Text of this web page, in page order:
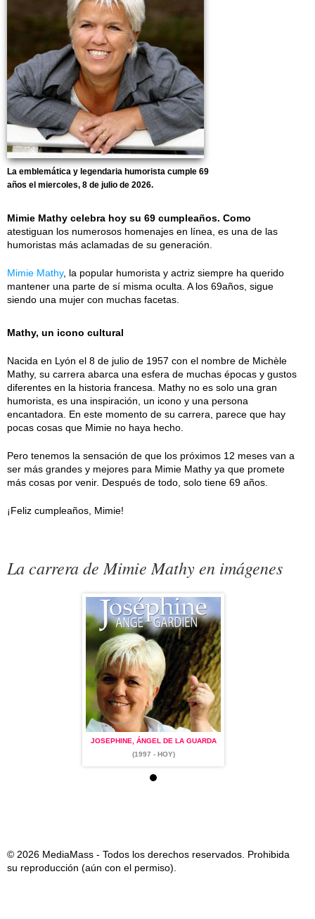
La emblemática y legendaria humorista cumple 69
años el miercoles, 8 de julio de 2026.
Mimie Mathy celebra hoy su 69 cumpleaños. Como
atestiguan los numerosos homenajes en línea, es una de las
humoristas más aclamadas de su generación.
Mimie Mathy, la popular humorista y actriz siempre ha querido
mantener una parte de sí misma oculta. A los 69años, sigue
siendo una mujer con muchas facetas.
Mathy, un icono cultural
Nacida en Lyón el 8 de julio de 1957 con el nombre de Michèle
Mathy, su carrera abarca una esfera de muchas épocas y gustos
diferentes en la historia francesa. Mathy no es solo una gran
humorista, es una inspiración, un icono y una persona
encantadora. En este momento de su carrera, parece que hay
pocas cosas que Mimie no haya hecho.
Pero tenemos la sensación de que los próximos 12 meses van a
ser más grandes y mejores para Mimie Mathy ya que promete
más cosas por venir. Después de todo, solo tiene 69 años.
¡Feliz cumpleaños, Mimie!
La carrera de Mimie Mathy en imágenes
JOSEPHINE, ÁNGEL DE LA GUARDA
(1997 - HOY)
© 2026 MediaMass - Todos los derechos reservados. Prohibida
su reproducción (aún con el permiso).